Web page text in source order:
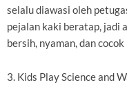
selalu diawasi oleh
pejalan kaki beratap, jadi
bersih, nyaman, dan
3. Kids Play Science and